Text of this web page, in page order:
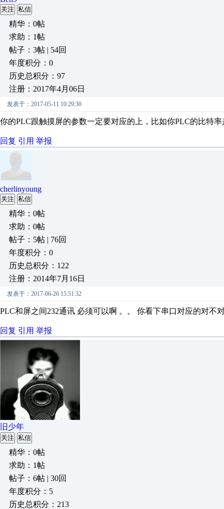
关注 私信
精华：0帖
求助：1帖
帖子：3帖 | 54回
年度积分：0
历史总积分：97
注册：2017年4月06日
发表于：2017-05-11 10:29:30
你的PLC跟触摸屏的参数一定要对应的上，比如你PLC的比特
回复 引用 举报
cherlinyoung
关注 私信
精华：0帖
求助：0帖
帖子：5帖 | 76回
年度积分：0
历史总积分：122
注册：2014年7月16日
发表于：2017-06-26 15:51:32
PLC和屏之间232通讯 必须可以啊 。。 你看下串口对应的对不
回复 引用 举报
旧少年
关注 私信
精华：0帖
求助：1帖
帖子：6帖 | 30回
年度积分：5
历史总积分：213